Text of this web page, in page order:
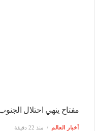
مفتاح ينهي احتلال
أخبار العالم منذ 22 دقيقة